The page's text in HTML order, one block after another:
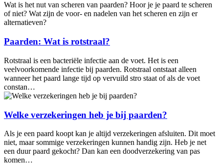
Wat is het nut van scheren van paarden? Hoor je je paard te scheren
of niet? Wat zijn de voor- en nadelen van het scheren en zijn er
alternatieven?
Paarden: Wat is rotstraal?
Rotstraal is een bacteriële infectie aan de voet. Het is een
veelvoorkomende infectie bij paarden. Rotstraal ontstaat alleen
wanneer het paard lange tijd op vervuild stro staat of als de voet
constan…
Welke verzekeringen heb je bij paarden?
Als je een paard koopt kan je altijd verzekeringen afsluiten. Dit moet
niet, maar sommige verzekeringen kunnen handig zijn. Heb je net
een duur paard gekocht? Dan kan een doodverzekering van pas
komen…